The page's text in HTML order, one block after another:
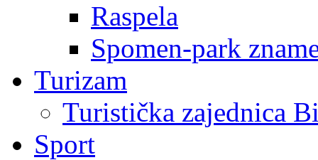
Raspela
Spomen-park
Turizam
Turistička zajednica
Sport